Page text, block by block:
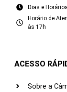
Dias e
Horário de
às 17h
ACESSO
Sobre a